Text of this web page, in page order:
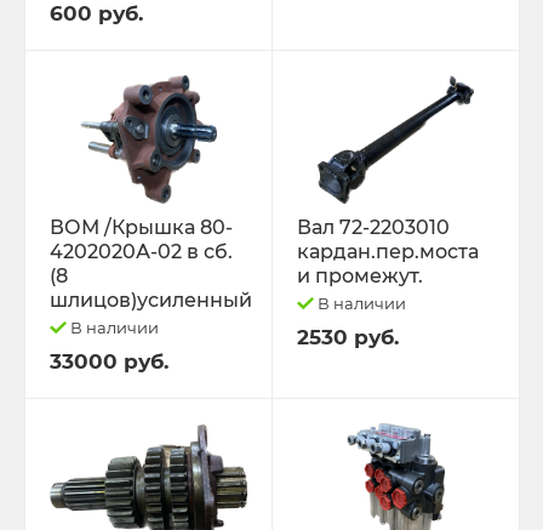
600 руб.
ВОМ /Крышка 80-
4202020А-02 в сб.
(8
шлицов)усиленный
В наличии
33000 руб.
Вал 72-2203010
кардан.пер.моста
и промежут.
В наличии
2530 руб.